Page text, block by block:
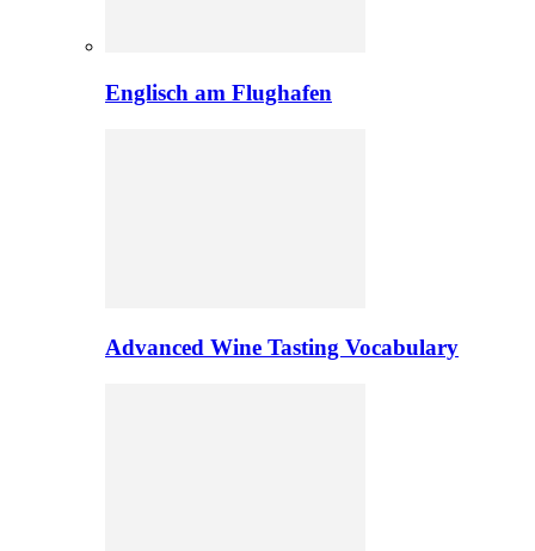
Englisch am Flughafen
Advanced Wine Tasting Vocabulary